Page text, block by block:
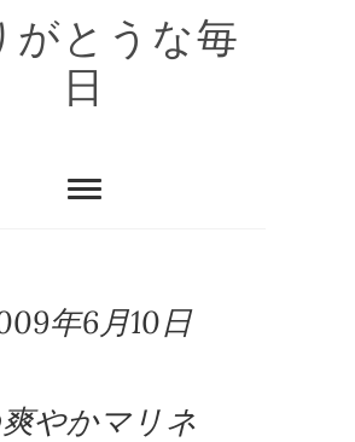
がとうな毎
日
年6月10日
やかマリネ